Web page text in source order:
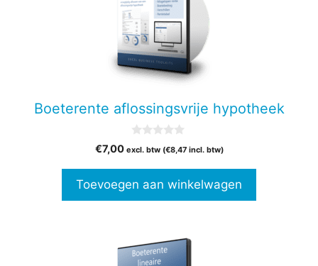
Boeterente aflossingsvrije hypotheek
v
5
€7,00 excl. btw (€8,47incl. btw)
Toevoegen aan winkelwagen